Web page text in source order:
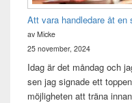
Att vara handledare åt en
av Micke
25 november, 2024
Idag är det måndag och
sen jag signade ett
möjligheten att träna